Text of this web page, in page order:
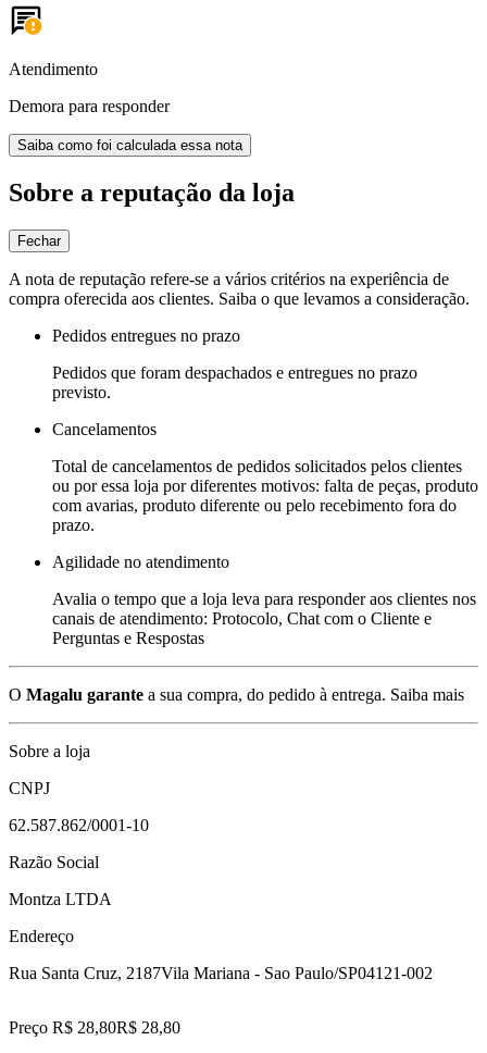
Atendimento
Demora para responder
Saiba como foi calculada essa nota
Sobre a reputação da loja
Fechar
A nota de reputação refere-se a vários critérios na experiência de
compra oferecida aos clientes. Saiba o que levamos a consideração.
Pedidos entregues no prazo
Pedidos que foram despachados e entregues no prazo
previsto.
Cancelamentos
Total de cancelamentos de pedidos solicitados pelos clientes
ou por essa loja por diferentes motivos: falta de peças, produto
com avarias, produto diferente ou pelo recebimento fora do
prazo.
Agilidade no atendimento
Avalia o tempo que a loja leva para responder aos clientes nos
canais de atendimento: Protocolo, Chat com o Cliente e
Perguntas e Respostas
O Magalu garante a sua compra, do pedido à entrega. Saiba mais
Sobre a loja
CNPJ
62.587.862/0001-10
Razão Social
Montza LTDA
Endereço
Rua Santa Cruz, 2187Vila Mariana - Sao Paulo/SP04121-002
Preço R$ 28,80R$ 28,80